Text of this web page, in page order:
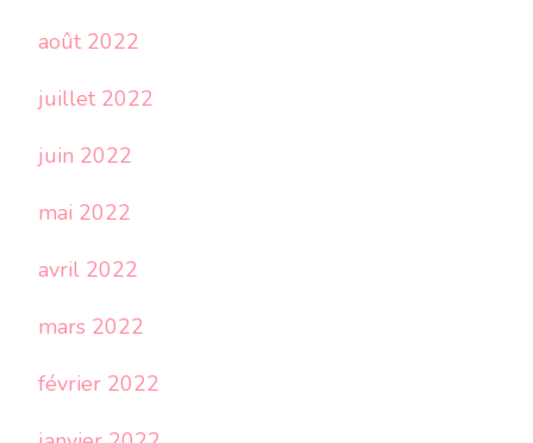
août 2022
juillet 2022
juin 2022
mai 2022
avril 2022
mars 2022
février 2022